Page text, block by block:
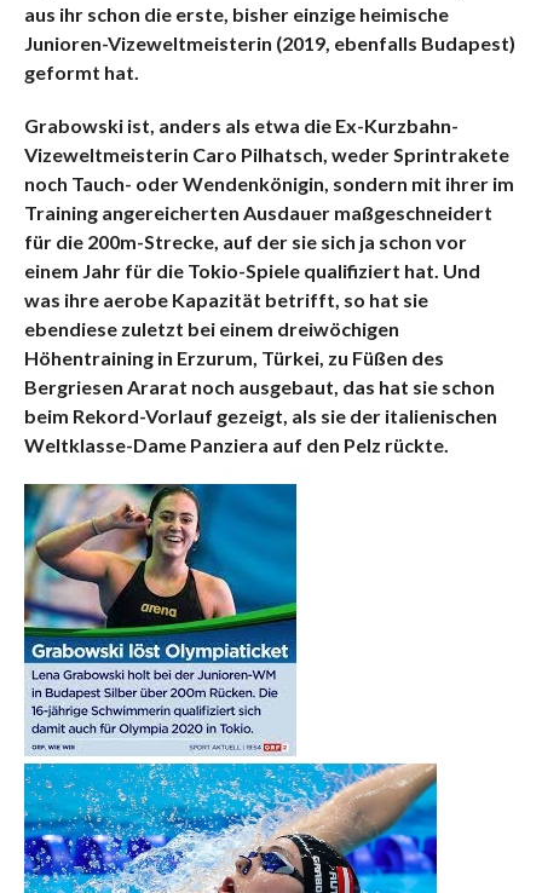
aus ihr schon die erste, bisher einzige heimische
Junioren-Vizeweltmeisterin (2019, ebenfalls Budapest)
geformt hat.
Grabowski ist, anders als etwa die Ex-Kurzbahn-
Vizeweltmeisterin Caro Pilhatsch, weder Sprintrakete
noch Tauch- oder Wendenkönigin, sondern mit ihrer im
Training angereicherten Ausdauer maßgeschneidert
für die 200m-Strecke, auf der sie sich ja schon vor
einem Jahr für die Tokio-Spiele qualifiziert hat. Und
was ihre aerobe Kapazität betrifft, so hat sie
ebendiese zuletzt bei einem dreiwöchigen
Höhentraining in Erzurum, Türkei, zu Füßen des
Bergriesen Ararat noch ausgebaut, das hat sie schon
beim Rekord-Vorlauf gezeigt, als sie der italienischen
Weltklasse-Dame Panziera auf den Pelz rückte.